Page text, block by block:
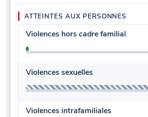
ATTEINTES AUX PERSONNES
Violences hors cadre familial
Violences sexuelles
Violences intrafamiliales